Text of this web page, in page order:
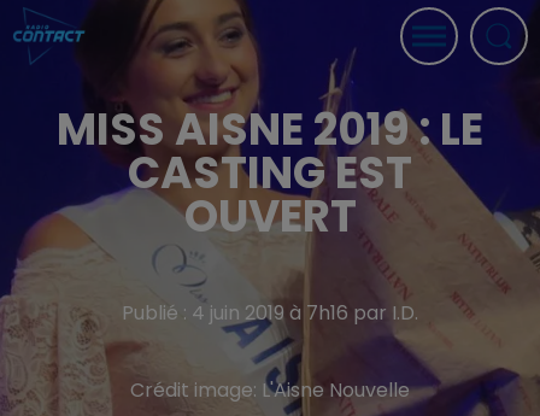
MISS AISNE 2019 : LE
CASTING EST
OUVERT
Publié : 4 juin 2019 à 7h16 par I.D.
Crédit image: L'Aisne Nouvelle